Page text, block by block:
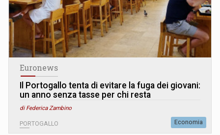
Euronews
Il Portogallo tenta di evitare la fuga dei giovani:
un anno senza tasse per chi resta
di Federica Zambino
PORTOGALLO Economia